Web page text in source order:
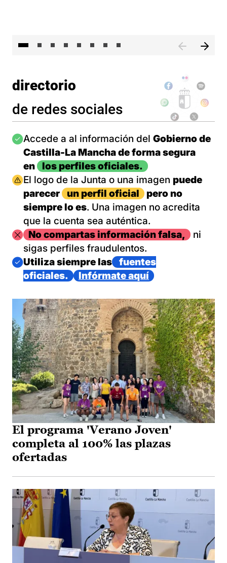
directorio
de redes sociales
Imagen
Accede a al información del Gobierno de
Castilla-La Mancha de forma segura
en
los perfiles oficiales.
Imagen
El logo de la Junta o una imagen puede
parecer
un perfil oficial
pero no
siempre lo es. Una imagen no acredita
que la cuenta sea auténtica.
ImagenNo compartas información falsa,
ni
sigas perfiles fraudulentos.
Imagen
Utiliza siempre las
fuentes
oficiales.
Infórmate aquí
El programa 'Verano Joven'
completa al 100% las plazas
ofertadas